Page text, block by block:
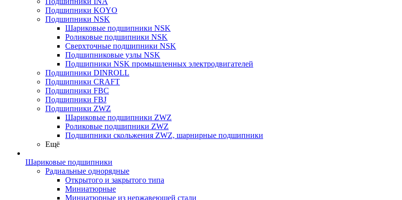
Подшипники KOYO
Подшипники NSK
Шариковые подшипники NSK
Роликовые подшипники NSK
Сверхточные подшипники NSK
Подшипниковые узлы NSK
Подшипники NSK промышленных электродвигателей
Подшипники DINROLL
Подшипники CRAFT
Подшипники FBC
Подшипники FBJ
Подшипники ZWZ
Шариковые подшипники ZWZ
Роликовые подшипники ZWZ
Подшипники скольжения ZWZ, шарнирные подшипники
Ещё
Шариковые подшипники
Радиальные однорядные
Открытого и закрытого типа
Миниатюрные
Миниатюрные из нержавеющей стали